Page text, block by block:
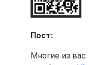
Пост:
Многие из